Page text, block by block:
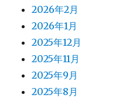
2026年2月
2026年1月
2025年12月
2025年11月
2025年9月
2025年8月